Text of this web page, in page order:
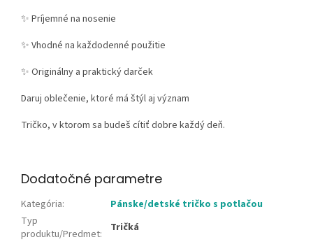
✨ Príjemné na nosenie
✨ Vhodné na každodenné použitie
✨ Originálny a praktický darček
Daruj oblečenie, ktoré má štýl aj význam
Tričko, v ktorom sa budeš cítiť dobre každý deň.
Dodatočné parametre
Kategória:
Pánske/detské tričko s potlačou
Typ
produktu/Predmet:
Tričká